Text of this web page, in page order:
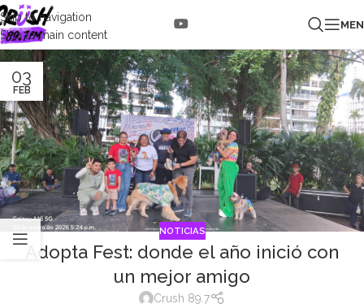
Skip to navigation
Skip to main content
03
FEB
NOTICIAS
Adopta Fest: donde el año inició con
un mejor amigo
Crush 89.7